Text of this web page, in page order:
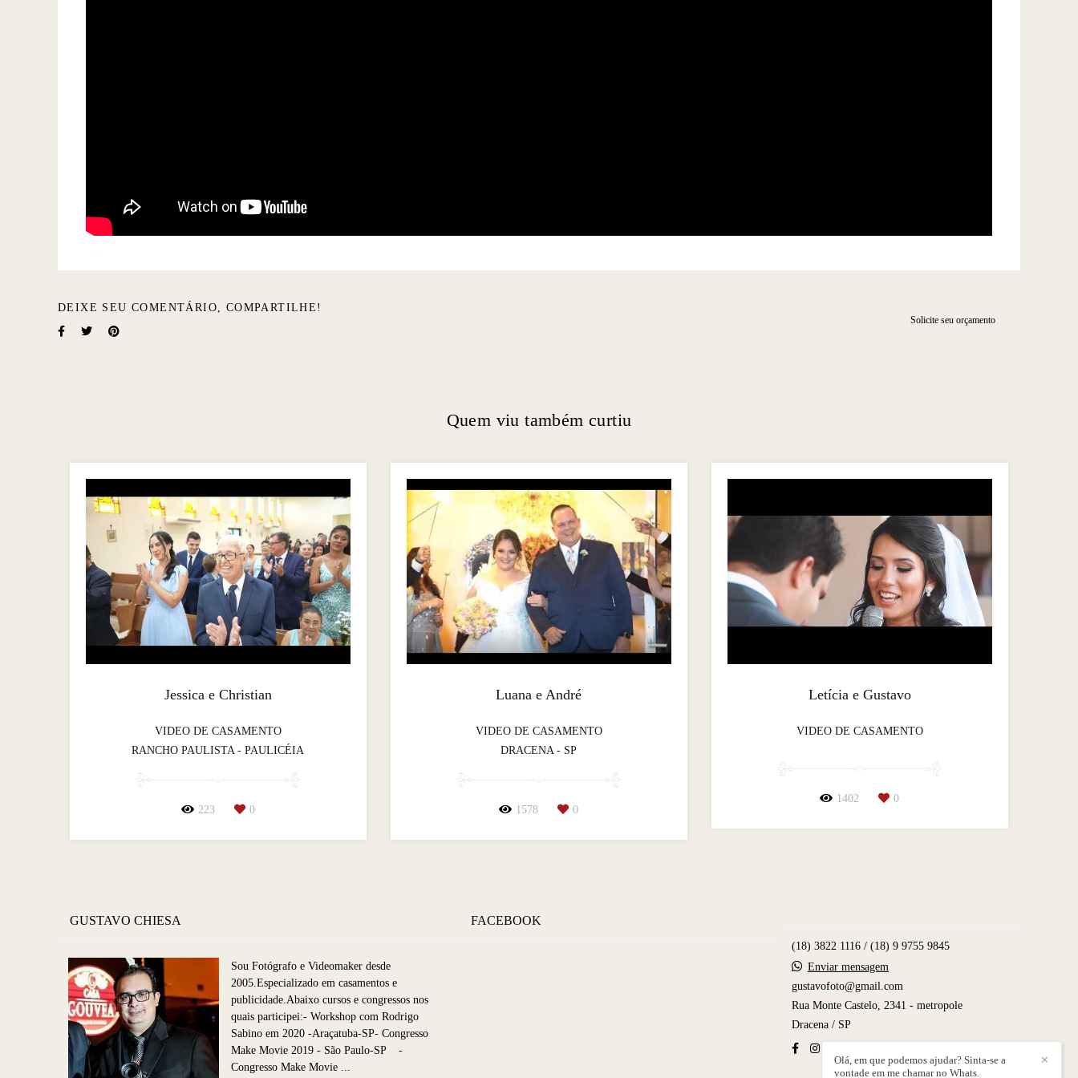
DEIXE SEU COMENTÁRIO, COMPARTILHE!
Solicite seu orçamento
Quem viu também curtiu
Jessica e Christian
VIDEO DE CASAMENTO
RANCHO PAULISTA - PAULICÉIA
223 0
Luana e André
VIDEO DE CASAMENTO
DRACENA - SP
1578 0
Letícia e Gustavo
VIDEO DE CASAMENTO
1402 0
GUSTAVO CHIESA
Sou Fotógrafo e Videomaker desde
2005.Especializado em casamentos e
publicidade.Abaixo cursos e congressos nos
quais participei:- Workshop com Rodrigo
Sabino em 2020 -Araçatuba-SP- Congresso
Make Movie 2019 - São Paulo-SP -
Congresso Make Movie ...
FACEBOOK
(18) 3822 1116 / (18) 9 9755 9845
Enviar mensagem
gustavofoto@gmail.com
Rua Monte Castelo, 2341 - metropole
Dracena / SP
✕
Olá, em que podemos ajudar? Sinta-se a
vontade em me chamar no Whats.